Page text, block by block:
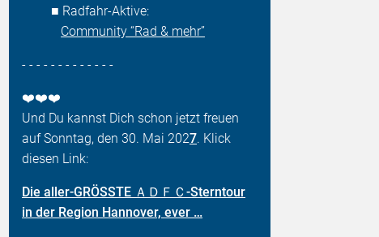
■ Radfahr-Aktive:
Community “Rad & mehr”
- - - - - - - - - - - - -
❤️❤️❤️
Und Du kannst Dich schon jetzt freuen
auf Sonntag, den 30. Mai 2027. Klick
diesen Link:
Die aller-GRÖSSTE ＡＤＦＣ-Sterntour
in der Region Hannover, ever …